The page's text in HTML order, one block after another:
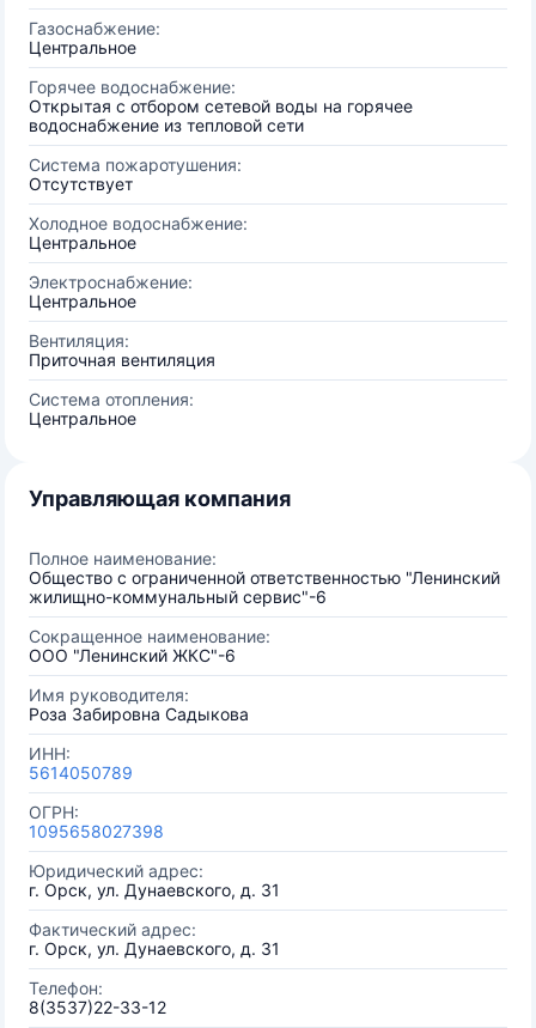
Газоснабжение:
Центральное
Горячее водоснабжение:
Открытая с отбором сетевой воды на горячее
водоснабжение из тепловой сети
Система пожаротушения:
Отсутствует
Холодное водоснабжение:
Центральное
Электроснабжение:
Центральное
Вентиляция:
Приточная вентиляция
Система отопления:
Центральное
Управляющая компания
Полное наименование:
Общество с ограниченной ответственностью "Ленинский
жилищно-коммунальный сервис"-6
Сокращенное наименование:
ООО "Ленинский ЖКС"-6
Имя руководителя:
Роза Забировна Садыкова
ИНН:
5614050789
ОГРН:
1095658027398
Юридический адрес:
г. Орск, ул. Дунаевского, д. 31
Фактический адрес:
г. Орск, ул. Дунаевского, д. 31
Телефон:
8(3537)22-33-12